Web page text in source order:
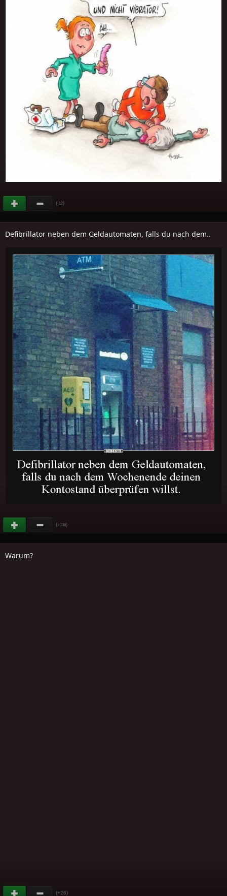
(-12)
Defibrillator neben dem Geldautomaten, falls du nach dem..
(+108)
Warum?
(+26)